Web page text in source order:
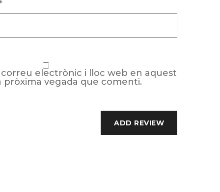
electrònic i lloc web en aquest
pròxima vegada que comenti.